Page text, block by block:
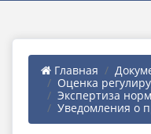
Главная
Оценка
Экспертиза
Уведомления о